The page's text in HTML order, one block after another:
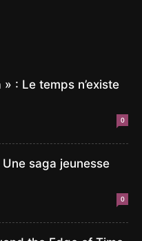
: Le temps n’existe
0
saga jeunesse
0